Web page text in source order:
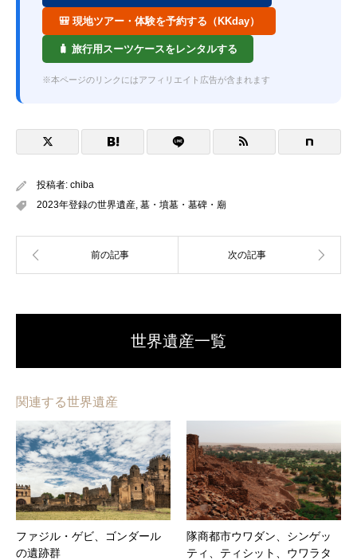
🎒 現地ツアー・体験を予約する（KKday）
🧳 旅行用スーツケースをレンタルする
※本ページのリンクにはアフィリエイト広告が含まれます
投稿者: chiba
2023年登録の世界遺産, 墓・墳墓・墓碑・廟
世界遺産一覧
関連する世界遺産
ファジル・ゲビ、ゴンダール
の遺跡群
隊商都市ウワダン、シンゲッ
ティ、ティシット、ウワラタ